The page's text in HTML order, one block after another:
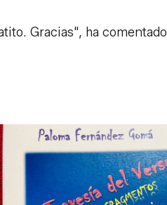
Gracias", ha comentado